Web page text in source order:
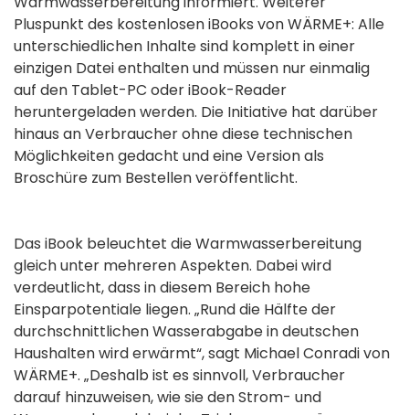
Pluspunkt des kostenlosen iBooks von WÄRME+: Alle
unterschiedlichen Inhalte sind komplett in einer
einzigen Datei enthalten und müssen nur einmalig
auf den Tablet-PC oder iBook-Reader
heruntergeladen werden. Die Initiative hat darüber
hinaus an Verbraucher ohne diese technischen
Möglichkeiten gedacht und eine Version als
Broschüre zum Bestellen veröffentlicht.
Das iBook beleuchtet die Warmwasserbereitung
gleich unter mehreren Aspekten. Dabei wird
verdeutlicht, dass in diesem Bereich hohe
Einsparpotentiale liegen. „Rund die Hälfte der
durchschnittlichen Wasserabgabe in deutschen
Haushalten wird erwärmt“, sagt Michael Conradi von
WÄRME+. „Deshalb ist es sinnvoll, Verbraucher
darauf hinzuweisen, wie sie den Strom- und